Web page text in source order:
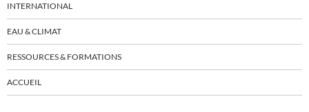
INTERNATIONAL
EAU & CLIMAT
RESSOURCES & FORMATIONS
ACCUEIL